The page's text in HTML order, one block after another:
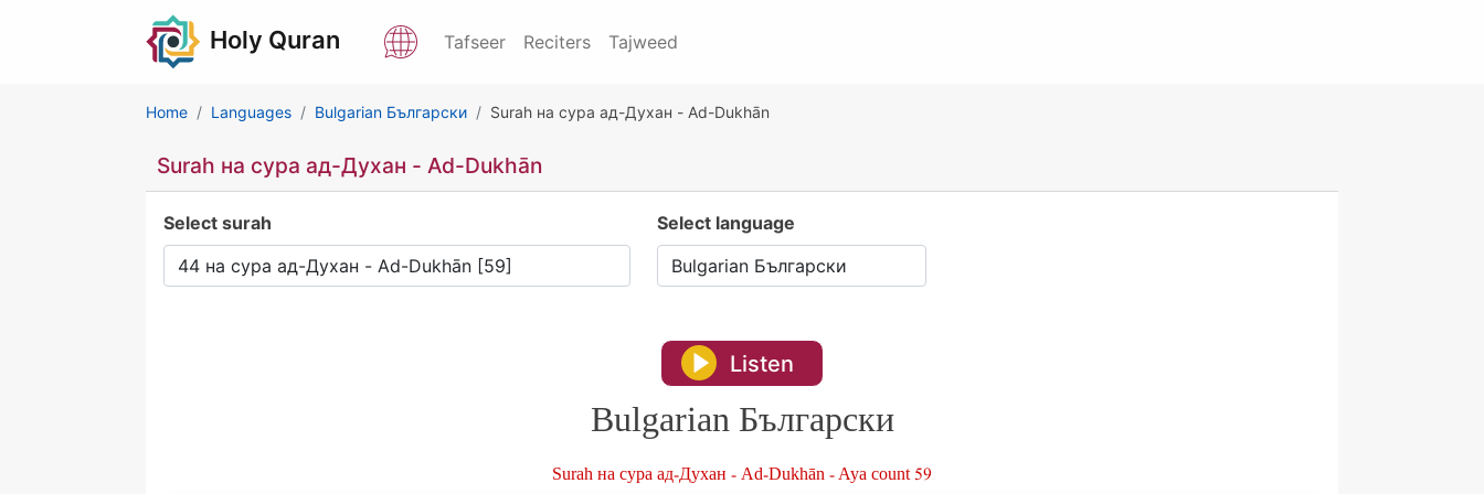
Holy Quran Tafseer Reciters Tajweed
Home Languages Bulgarian Български Surah на сура ад-Духан - Ad-Dukhān
Surah на сура ад-Духан - Ad-Dukhān
Select surah Select language
Listen
Bulgarian Български
Surah на сура ад-Духан - Ad-Dukhān - Aya count 59